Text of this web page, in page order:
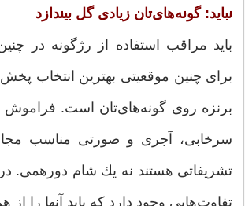
نباید: گونه‌های‌تان زیادی گل بیندازد
باید مراقب استفاده از رژگونه در
برای چنین موقعیتی بهترین انتخاب
برنزه روی گونه‌های‌تان است. فراموش
سرخابی، آجری و صورتی مناسب
تشریفاتی هستند نه یك شام دورهمی.
تفاوت‌هایی وجود دارد كه باید آنها را